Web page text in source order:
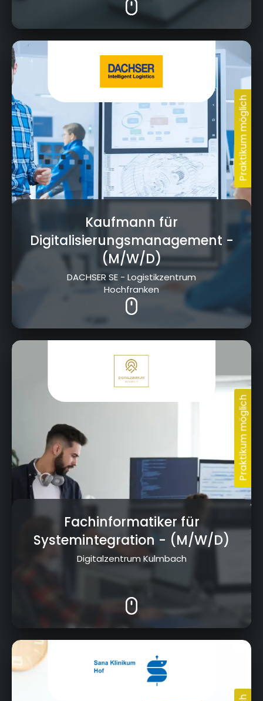
Thomas-Dachser-Straße 1, 95030 Hof
Kaufmann für
Digitalisierungsmanagement -
(M/W/D)
DACHSER SE - Logistikzentrum
Hochfranken
Kressenstein 26, 95326 Kulmbach
Fachinformatiker für
Systemintegration - (M/W/D)
Digitalzentrum Kulmbach
Eppenreuther Straße 9, 95032 Hof